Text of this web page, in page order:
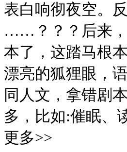
表白响彻夜空
……？？？后来，
本了，这踏马根
漂亮的狐狸眼，
同人文，拿错剧
多，比如:催眠、
更多>>